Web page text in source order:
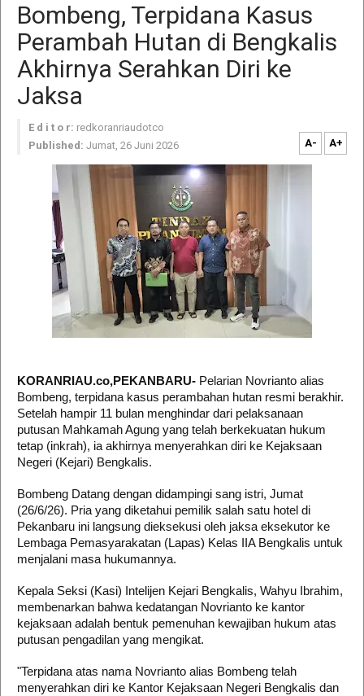
Bombeng, Terpidana Kasus
Perambah Hutan di Bengkalis
Akhirnya Serahkan Diri ke
Jaksa
E d i t o r: redkoranriaudotco
Published: Jumat, 26 Juni 2026 A- A+
KORANRIAU.co,PEKANBARU- Pelarian Novrianto alias
Bombeng, terpidana kasus perambahan hutan resmi berakhir.
Setelah hampir 11 bulan menghindar dari pelaksanaan
putusan Mahkamah Agung yang telah berkekuatan hukum
tetap (inkrah), ia akhirnya menyerahkan diri ke Kejaksaan
Negeri (Kejari) Bengkalis.
Bombeng Datang dengan didampingi sang istri, Jumat
(26/6/26). Pria yang diketahui pemilik salah satu hotel di
Pekanbaru ini langsung dieksekusi oleh jaksa eksekutor ke
Lembaga Pemasyarakatan (Lapas) Kelas IIA Bengkalis untuk
menjalani masa hukumannya. ​
Kepala Seksi (Kasi) Intelijen Kejari Bengkalis, Wahyu Ibrahim,
membenarkan bahwa kedatangan Novrianto ke kantor
kejaksaan adalah bentuk pemenuhan kewajiban hukum atas
putusan pengadilan yang mengikat. ​
"Terpidana atas nama Novrianto alias Bombeng telah
menyerahkan diri ke Kantor Kejaksaan Negeri Bengkalis dan